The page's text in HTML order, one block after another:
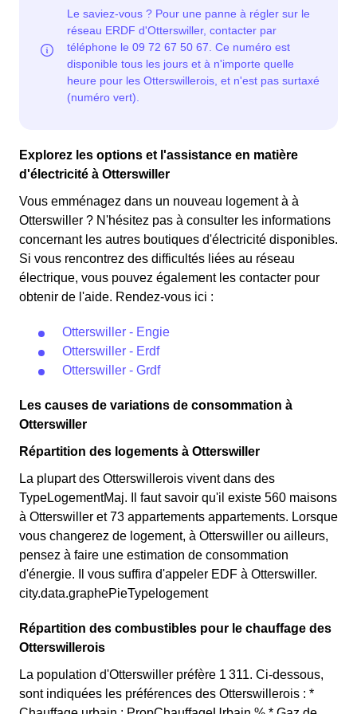
Otterswillerois éligibles. 💡🏠
de 20% par rapport au tarif normal en à Otterswiller. ⚡💸
Explorez les options et l'assistance en matière
d'électricité à Otterswiller
Vous emménagez dans un nouveau logement à à
Otterswiller ? N'hésitez pas à consulter les informations
concernant les autres boutiques d'électricité disponibles.
Si vous rencontrez des difficultés liées au réseau
électrique, vous pouvez également les contacter pour
obtenir de l'aide. Rendez-vous ici :
Otterswiller - Engie
Otterswiller - Erdf
Otterswiller - Grdf
Les causes de variations de consommation à
Otterswiller
Répartition des logements à Otterswiller
La plupart des Otterswillerois vivent dans des
TypeLogementMaj. Il faut savoir qu'il existe 560 maisons
à Otterswiller et 73 appartements appartements. Lorsque
vous changerez de logement, à Otterswiller ou ailleurs,
pensez à faire une estimation de consommation
d'énergie. Il vous suffira d'appeler EDF à Otterswiller.
city.data.graphePieTypelogement
Répartition des combustibles pour le chauffage des
Otterswillerois
La population d'Otterswiller préfère 1 311. Ci-dessous,
sont indiquées les préférences des Otterswillerois : *